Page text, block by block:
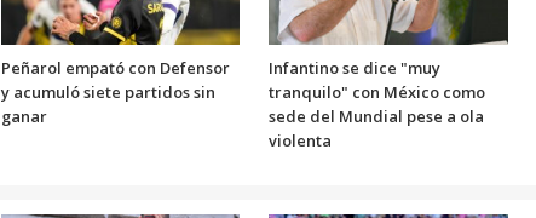
Peñarol empató con Defensor
y acumuló siete partidos sin
ganar
Infantino se dice "muy
tranquilo" con México como
sede del Mundial pese a ola
violenta